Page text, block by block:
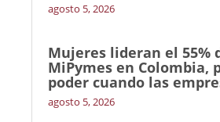
agosto 5, 2026
Mujeres lideran el 55%
MiPymes en Colombia,
poder cuando las
agosto 5, 2026